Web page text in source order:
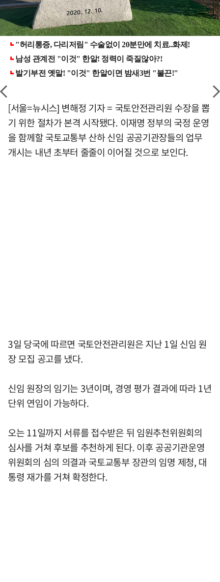
[서울=뉴시스] 변해정 기자 = 국토안전관리원 수장을 뽑
기 위한 절차가 본격 시작됐다. 이재명 정부의 국정 운영
을 함께할 국토교통부 산하 신임 공공기관장들의 업무
개시는 내년 초부터 줄줄이 이어질 것으로 보인다.
3일 당국에 따르면 국토안전관리원은 지난 1일 신임 원
장 모집 공고를 냈다.
신임 원장의 임기는 3년이며, 경영 평가 결과에 따라 1년
단위 연임이 가능하다.
오는 11일까지 서류를 접수받은 뒤 임원추천위원회의
심사를 거쳐 후보를 추천하게 된다. 이후 공공기관운영
위원회의 심의 의결과 국토교통부 장관의 임명 제청, 대
통령 재가를 거쳐 확정한다.